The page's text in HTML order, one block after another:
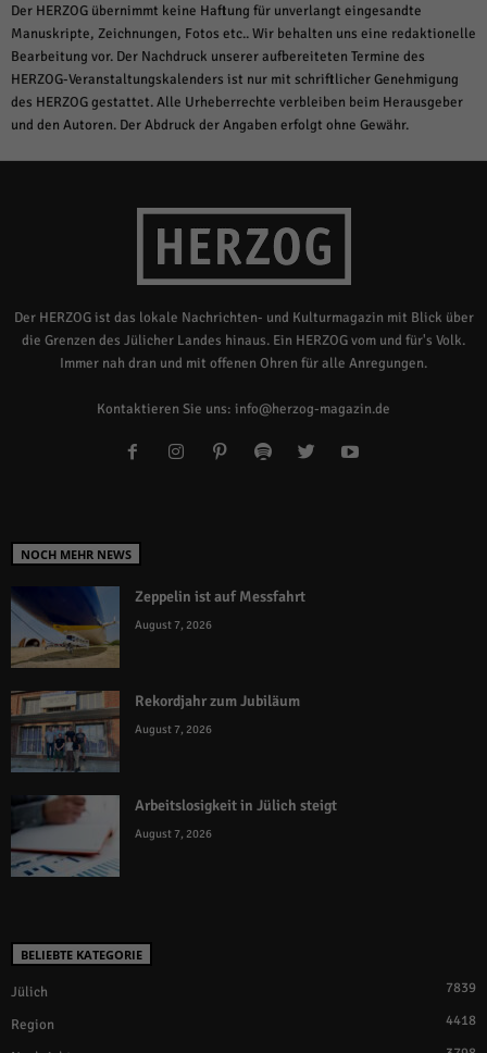
Der HERZOG übernimmt keine Haftung für unverlangt eingesandte
Manuskripte, Zeichnungen, Fotos etc.. Wir behalten uns eine redaktionelle
Bearbeitung vor. Der Nachdruck unserer aufbereiteten Termine des
HERZOG-Veranstaltungskalenders ist nur mit schriftlicher Genehmigung
des HERZOG gestattet. Alle Urheberrechte verbleiben beim Herausgeber
und den Autoren. Der Abdruck der Angaben erfolgt ohne Gewähr.
Der HERZOG ist das lokale Nachrichten- und Kulturmagazin mit Blick über
die Grenzen des Jülicher Landes hinaus. Ein HERZOG vom und für's Volk.
Immer nah dran und mit offenen Ohren für alle Anregungen.
Kontaktieren Sie uns: info@herzog-magazin.de
NOCH MEHR NEWS
Zeppelin ist auf Messfahrt
August 7, 2026
Rekordjahr zum Jubiläum
August 7, 2026
Arbeitslosigkeit in Jülich steigt
August 7, 2026
BELIEBTE KATEGORIE
Jülich 7839
Region 4418